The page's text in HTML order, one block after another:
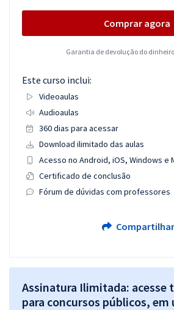
Comprar agora
Garantia de devolução do
Este curso inclui:
Videoaulas
Audioaulas
360 dias para acessar
Download ilimitado das aulas
Acesso no Android, iOS, Windows e
Certificado de conclusão
Fórum de dúvidas com professores
Compartilhar
Assinatura Ilimitada: acesse
para concursos públicos, em